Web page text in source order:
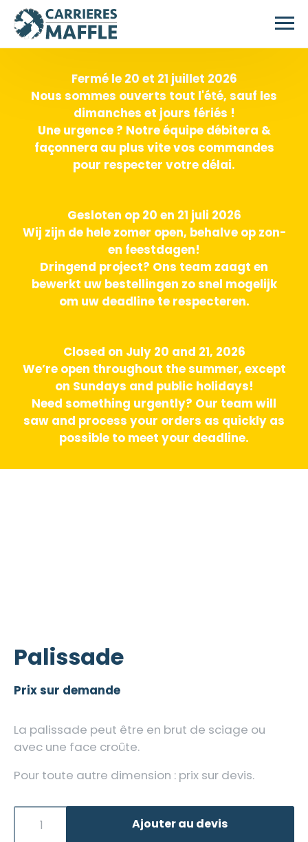
Passer au contenu principal
Fermé le 20 et 21 juillet 2026
Nous sommes ouverts tout l'été, sauf les
dimanches et jours fériés !
Une urgence ? Notre équipe débitera &
façonnera au plus vite vos commandes
pour respecter votre délai.
Gesloten op 20 en 21 juli 2026
Wij zijn de hele zomer open, behalve op zon-
en feestdagen!
Dringend project? Ons team zaagt en
bewerkt uw bestellingen zo snel mogelijk
om uw deadline te respecteren.
Closed on July 20 and 21, 2026
We’re open throughout the summer, except
on Sundays and public holidays!
Need something urgently? Our team will
saw and process your orders as quickly as
possible to meet your deadline.
Palissade
Prix sur demande
La palissade peut être en brut de sciage ou
avec une face croûte.
Pour toute autre dimension : prix sur devis.
Ajouter au devis